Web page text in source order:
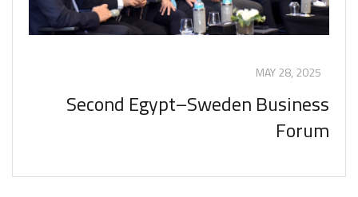
MAY 28, 2025
Second Egypt–Sweden Business
Forum